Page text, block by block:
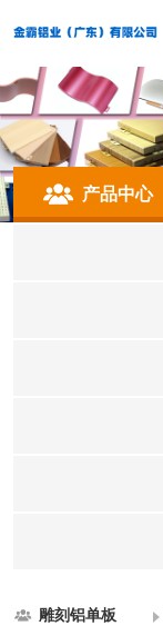
产品中心
雕刻铝单板